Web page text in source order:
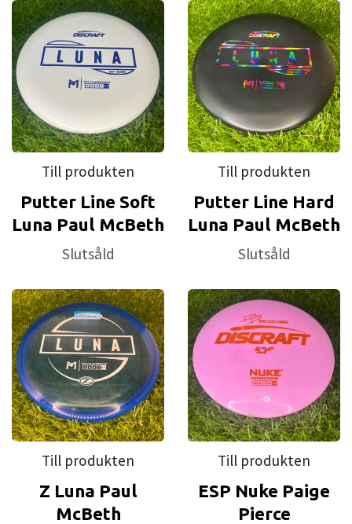
Till produkten
Putter Line Soft
Luna Paul McBeth
Slutsåld
Till produkten
Putter Line Hard
Luna Paul McBeth
Slutsåld
Till produkten
Z Luna Paul
McBeth
Till produkten
ESP Nuke Paige
Pierce